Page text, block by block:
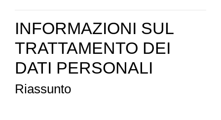
INFORMAZIONI SUL
TRATTAMENTO DEI
DATI PERSONALI
Riassunto